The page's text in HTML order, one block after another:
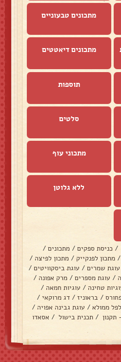
מתכונים טבעוניים
מתכונים דיאטטים
תוספות
סלטים
מתכוני עוף
ללא גלוטן
/ כניסת ספקים / מתכונים /
/ מתכון לפנקייק / מתכון לפיצה /
עוגת שמרים / עוגת ביסקוויטים /
/ עוגת מספרים / מרק אפונה /
טחינה / עוגיות חמאה /
/ בראוניז / דג מרוקאי /
ממולא / עוגת גבינה אפויה /
/ תכנית בישול / אסאדו